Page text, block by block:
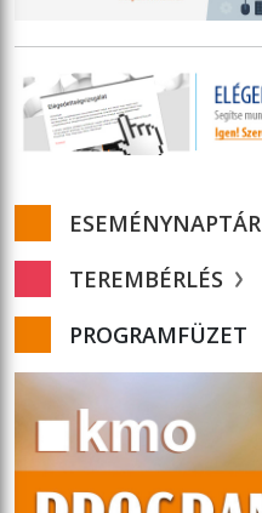
ESEMÉNYNAPTÁR
TEREMBÉRLÉS
PROGRAMFÜZET